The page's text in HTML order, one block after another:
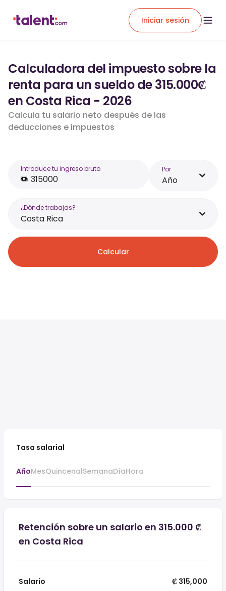
Iniciar sesión
Calculadora del impuesto sobre la
renta para un sueldo de 315.000₡
en Costa Rica - 2026
Calcula tu salario neto después de las
deducciones e impuestos
Introduce tu ingreso bruto Por
Año
¿Dónde trabajas?
Costa Rica
Calcular
Tasa salarial
AñoMesQuincenalSemanaDíaHora
Retención sobre un salario en 315.000 ₡
en Costa Rica
Salario
₡ 315,000